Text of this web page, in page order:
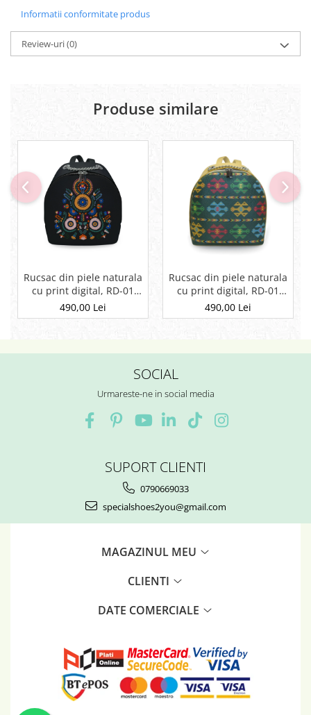
Informatii conformitate produs
Review-uri(0)
Produse similare
Rucsac din piele naturala
cu print digital, RD-01
Etnic 13, Negru
490,00 Lei
Rucsac din piele naturala
cu print digital, RD-01
Etnic 01
490,00 Lei
SOCIAL
Urmareste-ne in social media
SUPORT CLIENTI
0790669033
specialshoes2you@gmail.com
MAGAZINUL MEU
CLIENTI
DATE COMERCIALE